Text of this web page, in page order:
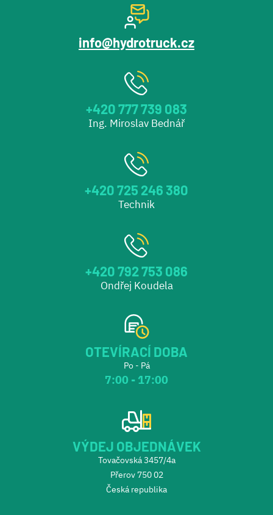
info@hydrotruck.cz
+420 777 739 083
Ing. Miroslav Bednář
+420 725 246 380
Technik
+420 792 753 086
Ondřej Koudela
OTEVÍRACÍ DOBA
Po - Pá
7:00 - 17:00
VÝDEJ OBJEDNÁVEK
Tovačovská 3457/4a
Přerov 750 02
Česká republika